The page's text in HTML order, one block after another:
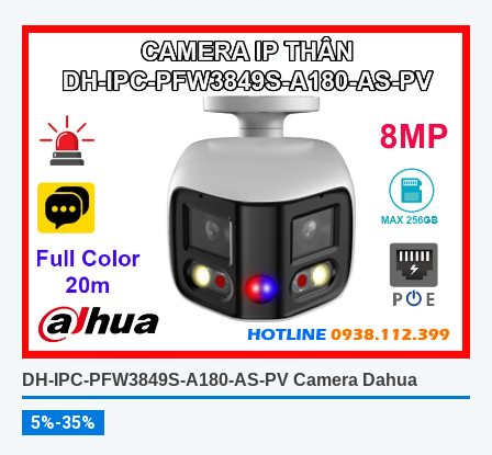
DH-IPC-PFW3849S-A180-AS-PV Camera Dahua
5%-35%